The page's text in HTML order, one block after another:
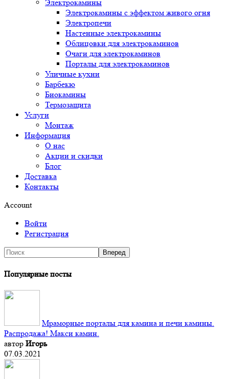
Электрокамины
Электрокамины с эффектом живого огня
Электропечи
Настенные электрокамины
Облицовки для электрокаминов
Очаги для электрокаминов
Порталы для электрокаминов
Уличные кухни
Барбекю
Биокамины
Термозащита
Услуги
Монтаж
Информация
О нас
Акции и скидки
Блог
Доставка
Контакты
Account
Войти
Регистрация
Популярные посты
Мраморные порталы для камина и печи камины.
Распродажа! Макси камин.
автор Игорь
07.03.2021